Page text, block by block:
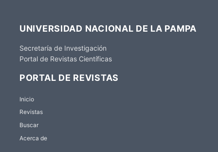
UNIVERSIDAD NACIONAL DE LA PAMPA
Secretaría de Investigación
Portal de Revistas Científicas
PORTAL DE REVISTAS
Inicio
Revistas
Buscar
Acerca de